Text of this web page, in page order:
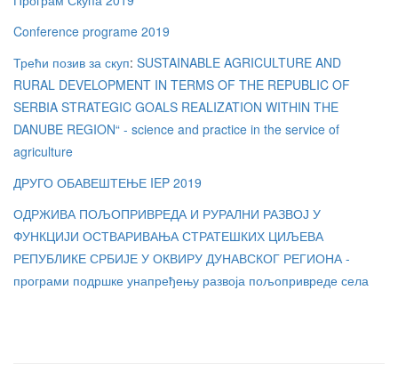
Conference programe 2019
Трећи позив за скуп: SUSTAINABLE AGRICULTURE AND
RURAL DEVELOPMENT IN TERMS OF THE REPUBLIC OF
SERBIA STRATEGIC GOALS REALIZATION WITHIN THE
DANUBE REGION“ - science and practice in the service of
agriculture
ДРУГО ОБАВЕШТЕЊЕ IEP 2019
ОДРЖИВА ПОЉОПРИВРЕДА И РУРАЛНИ РАЗВОЈ У
ФУНКЦИЈИ ОСТВАРИВАЊА СТРАТЕШКИХ ЦИЉЕВА
РЕПУБЛИКЕ СРБИЈЕ У ОКВИРУ ДУНАВСКОГ РЕГИОНА -
програми подршке унапређењу развоја пољопривреде села